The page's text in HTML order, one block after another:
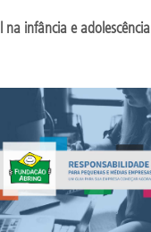
na infância e adolescência